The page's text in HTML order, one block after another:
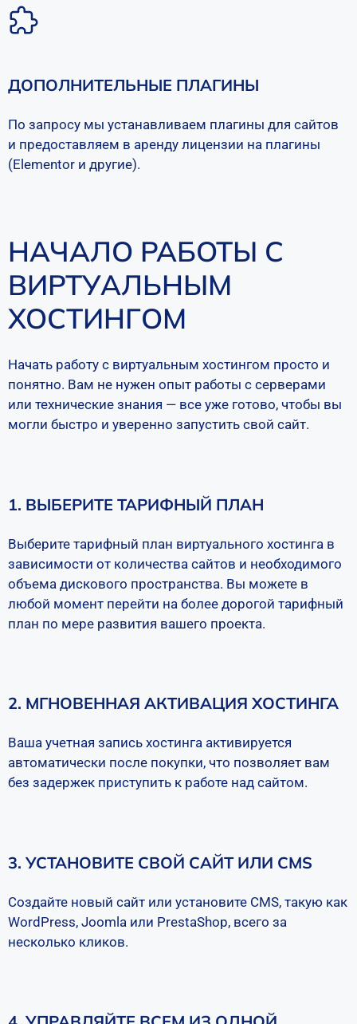
ДОПОЛНИТЕЛЬНЫЕ ПЛАГИНЫ
По запросу мы устанавливаем плагины для сайтов
и предоставляем в аренду лицензии на плагины
(Elementor и другие).
НАЧАЛО РАБОТЫ С
ВИРТУАЛЬНЫМ
ХОСТИНГОМ
Начать работу с виртуальным хостингом просто и
понятно. Вам не нужен опыт работы с серверами
или технические знания — все уже готово, чтобы вы
могли быстро и уверенно запустить свой сайт.
1. ВЫБЕРИТЕ ТАРИФНЫЙ ПЛАН
Выберите тарифный план виртуального хостинга в
зависимости от количества сайтов и необходимого
объема дискового пространства. Вы можете в
любой момент перейти на более дорогой тарифный
план по мере развития вашего проекта.
2. МГНОВЕННАЯ АКТИВАЦИЯ ХОСТИНГА
Ваша учетная запись хостинга активируется
автоматически после покупки, что позволяет вам
без задержек приступить к работе над сайтом.
3. УСТАНОВИТЕ СВОЙ САЙТ ИЛИ CMS
Создайте новый сайт или установите CMS, такую как
WordPress, Joomla или PrestaShop, всего за
несколько кликов.